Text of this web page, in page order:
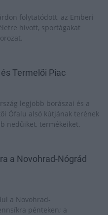
folytatódott, az Emberi
hívott, sportágakat
Termelői Piac
legjobb borászai és a
Ófalu alsó kútjának terének
nedűiket, termékeiket.
a Novohrad-Nógrád
a Novohrad-
pénteken; a